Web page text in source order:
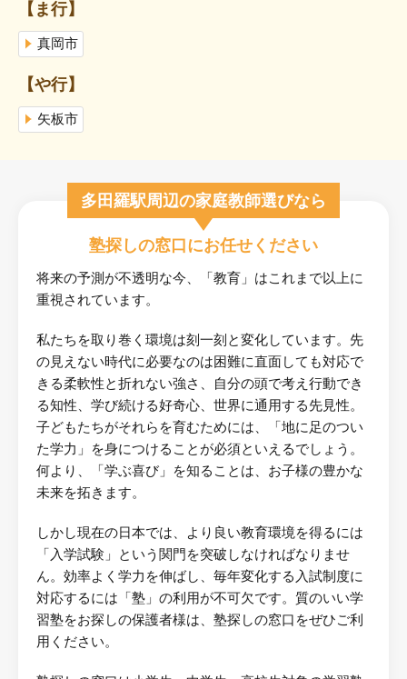
【ま行】
真岡市
【や行】
矢板市
多田羅駅周辺の家庭教師選びなら
塾探しの窓口にお任せください
将来の予測が不透明な今、「教育」はこれまで以上に
重視されています。
私たちを取り巻く環境は刻一刻と変化しています。先
の見えない時代に必要なのは困難に直面しても対応で
きる柔軟性と折れない強さ、自分の頭で考え行動でき
る知性、学び続ける好奇心、世界に通用する先見性。
子どもたちがそれらを育むためには、「地に足のつい
た学力」を身につけることが必須といえるでしょう。
何より、「学ぶ喜び」を知ることは、お子様の豊かな
未来を拓きます。
しかし現在の日本では、より良い教育環境を得るには
「入学試験」という関門を突破しなければなりませ
ん。効率よく学力を伸ばし、毎年変化する入試制度に
対応するには「塾」の利用が不可欠です。質のいい学
習塾をお探しの保護者様は、塾探しの窓口をぜひご利
用ください。